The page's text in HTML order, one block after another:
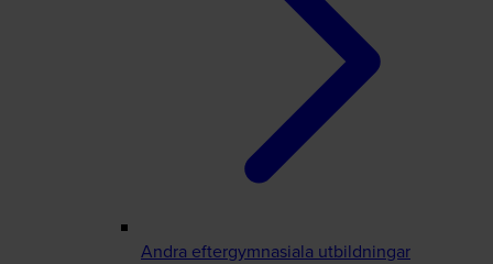
Andra eftergymnasiala utbildningar